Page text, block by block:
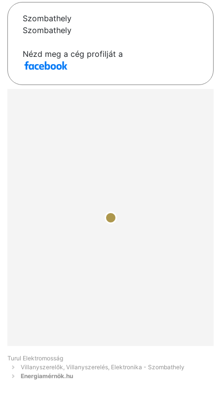
Szombathely
Szombathely
Nézd meg a cég profilját a
Turul Elektromosság
Villanyszerelők, Villanyszerelés, Elektronika - Szombathely
Energiamérnök.hu